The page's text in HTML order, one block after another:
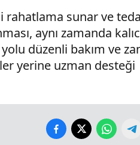
rahatlama sunar ve
aynı zamanda
düzenli bakım ve
yerine uzman desteği